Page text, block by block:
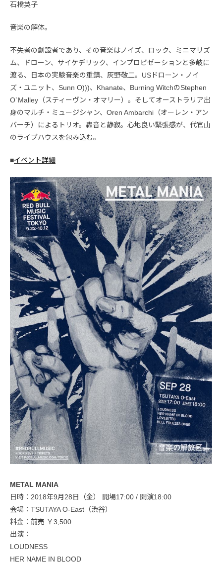
石橋英子
音楽の解体。
不失者の創設者であり、その音楽はノイズ、ロック、ミニマリズ
ム、ドローン、サイケデリック、インプロビゼーションと多岐に
渡る、日本の実験音楽の重鎮、灰野敬二。USドローン・ノイ
ズ・ユニット、Sunn O)))、Khanate、Burning WitchのStephen
O`Malley（スティーヴン・オマリー）。そしてオーストラリア出
身のマルチ・ミュージシャン、Oren Ambarchi（オーレン・アン
バーチ）によるトリオ。轟音と静寂。心地良い緊張感が、代官山
のライブハウスを包み込む。
■イベント詳細
METAL MANIA
日時：2018年9月28日（金） 開場17:00 / 開演18:00
会場：TSUTAYA O-East（渋谷）
料金：前売 ￥3,500
出演：
LOUDNESS
HER NAME IN BLOOD